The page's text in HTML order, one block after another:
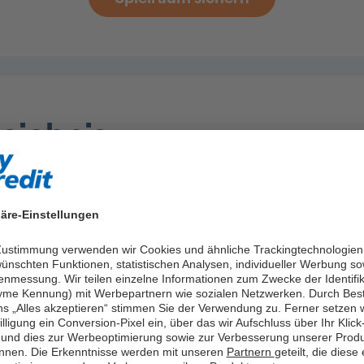
Einstellungen
verwenden wir Cookies und ähnliche
Funktionen, statistischen Analysen, individueller Werbung
Wir teilen einzelne Informationen zum Zwecke der
Kennung) mit Werbepartnern wie sozialen Netzwerken. Durch
„Alles akzeptieren“ stimmen Sie der Verwendung zu. Ferner setzen
ein Conversion-Pixel ein, über das wir Aufschluss über Ihr
dies zur Werbeoptimierung sowie zur Verbesserung unserer
Die Erkenntnisse werden mit unseren Partnern geteilt, die diese
mit dem finanziellen Spielraum von
den finanziellen Spielraum in 2 Minuten
Sofortkredit mit finanziellem Spielraum
Spielraums von easyCredit
einen Kredit von easyCredit